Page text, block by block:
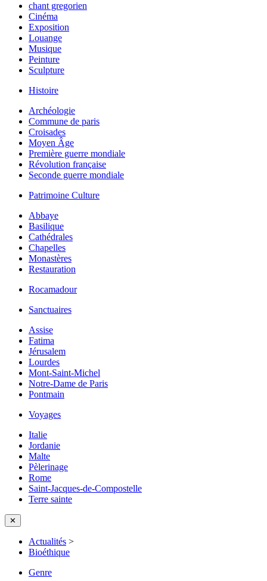
chant gregorien
Cinéma
Exposition
Louange
Musique
Peinture
Sculpture
Histoire
Archéologie
Commune de paris
Croisades
Moyen Âge
Première guerre mondiale
Révolution française
Seconde guerre mondiale
Patrimoine Culture
Abbaye
Basilique
Cathédrales
Chapelles
Monastères
Restauration
Rocamadour
Sanctuaires
Assise
Fatima
Jérusalem
Lourdes
Mont-Saint-Michel
Notre-Dame de Paris
Pontmain
Voyages
Italie
Jordanie
Malte
Pèlerinage
Rome
Saint-Jacques-de-Compostelle
Terre sainte
✕
Actualités >
Bioéthique
Genre